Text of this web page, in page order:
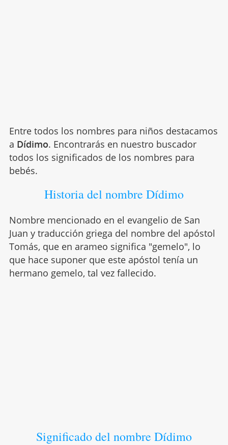
Entre todos los nombres para niños destacamos
a Dídimo. Encontrarás en nuestro buscador
todos los significados de los nombres para
bebés.
Historia del nombre Dídimo
Nombre mencionado en el evangelio de San
Juan y traducción griega del nombre del apóstol
Tomás, que en arameo significa "gemelo", lo
que hace suponer que este apóstol tenía un
hermano gemelo, tal vez fallecido.
Significado del nombre Dídimo